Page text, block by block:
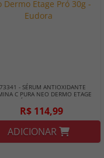
- SÉRUM ANTIOXIDANTE
C PURA NEO DERMO ETAGE
PRÓ 30G - EUDORA
R$ 114,99
ADICIONAR